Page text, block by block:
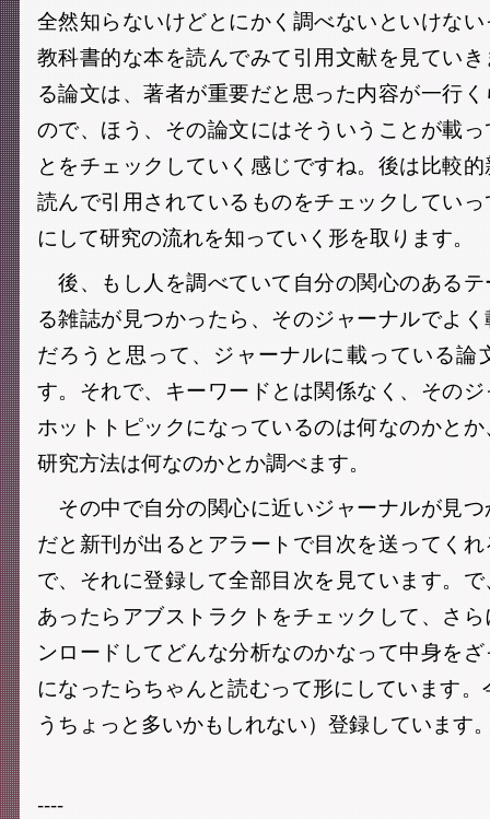
全然知らないけどとにかく調べないといけな
教科書的な本を読んでみて引用文献を見てい
る論文は、著者が重要だと思った内容が一行
ので、ほう、その論文にはそういうことが載
とをチェックしていく感じですね。後は比較
読んで引用されているものをチェックしてい
にして研究の流れを知っていく形を取ります。
後、もし人を調べていて自分の関心のある
る雑誌が見つかったら、そのジャーナルでよ
だろうと思って、ジャーナルに載っている論
す。それで、キーワードとは関係なく、その
ホットトピックになっているのは何なのかと
研究方法は何なのかとか調べます。
その中で自分の関心に近いジャーナルが見
だと新刊が出るとアラートで目次を送ってく
で、それに登録して全部目次を見ています。
あったらアブストラクトをチェックして、さ
ンロードしてどんな分析なのかなって中身を
になったらちゃんと読むって形にしています
うちょっと多いかもしれない）登録しています
----